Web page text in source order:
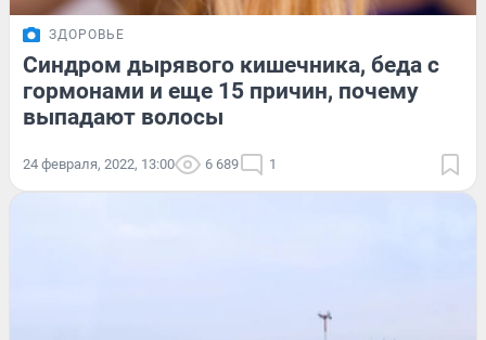
ЗДОРОВЬЕ
Синдром дырявого кишечника, беда с
гормонами и еще 15 причин, почему
выпадают волосы
24 февраля, 2022, 13:00 6 689 1